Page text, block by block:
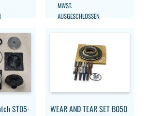
MWST.
AUSGESCHLOSSEN
ST05-
WEAR AND TEAR SET B050